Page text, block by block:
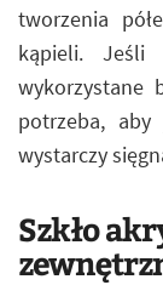
tworzenia
kąpieli. Jeśli
wykorzystane
potrzeba, aby
wystarczy
Szkło